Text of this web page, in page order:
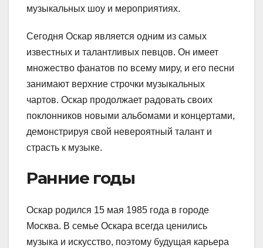
музыкальных шоу и мероприятиях.
Сегодня Оскар является одним из самых
известных и талантливых певцов. Он имеет
множество фанатов по всему миру, и его песни
занимают верхние строчки музыкальных
чартов. Оскар продолжает радовать своих
поклонников новыми альбомами и концертами,
демонстрируя свой невероятный талант и
страсть к музыке.
Ранние годы
Оскар родился 15 мая 1985 года в городе
Москва. В семье Оскара всегда ценились
музыка и искусство, поэтому будущая карьера